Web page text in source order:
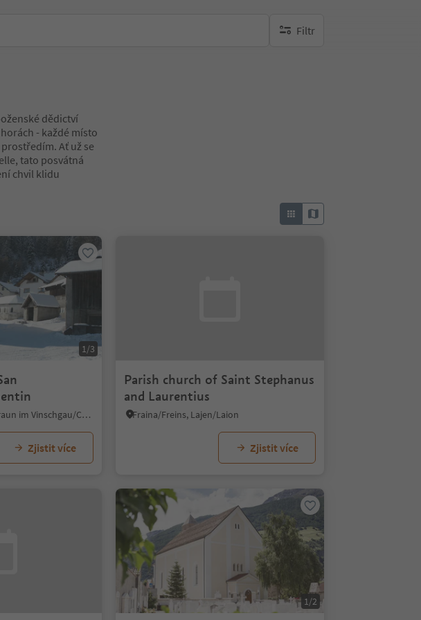
Filtr
brak aktywnych filtrów
dědictví
- každé místo
Ať už se
tato posvátná
chvil klidu
1/3
Piavenna/Plawenn, Graun im Vinschgau/Curon Venosta, Vinschgau/Val Venosta
Zjistit více
Parish church of Saint Stephanus
and Laurentius
Fraina/Freins, Lajen/Laion
Zjistit více
1/2